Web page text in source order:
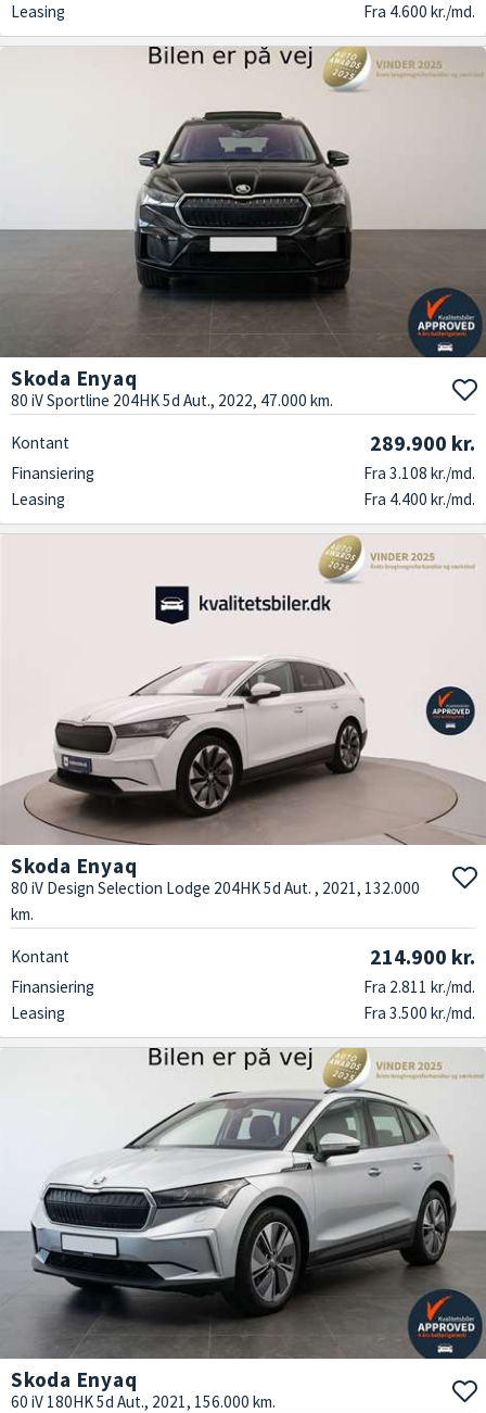
Leasing
Fra 4.600 kr./md.
Skoda Enyaq
80 iV Sportline 204HK 5d Aut., 2022, 47.000 km.
Kontant 289.900 kr.
Finansiering
Fra 3.108 kr./md.
Leasing
Fra 4.400 kr./md.
Skoda Enyaq
80 iV Design Selection Lodge 204HK 5d Aut. , 2021, 132.000
km.
Kontant 214.900 kr.
Finansiering
Fra 2.811 kr./md.
Leasing
Fra 3.500 kr./md.
Skoda Enyaq
60 iV 180HK 5d Aut., 2021, 156.000 km.